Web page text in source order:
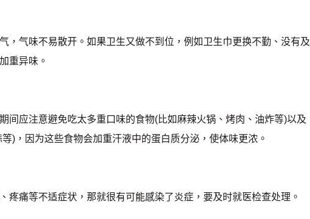
气味不易散开。如果卫生又做不到位，例如卫生巾更换不勤、没有及
重异味。
应注意避免吃太多重口味的食物(比如麻辣火锅、烤肉、油炸等)以及
)，因为这些食物会加重汗液中的蛋白质分泌，使体味更浓。
痛等不适症状，那就很有可能感染了炎症，要及时就医检查处理。